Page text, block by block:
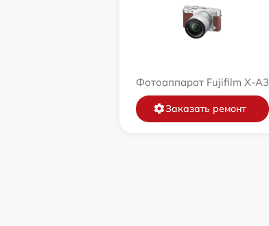
Фотоаппарат Fujifilm X-A3
Заказать ремонт